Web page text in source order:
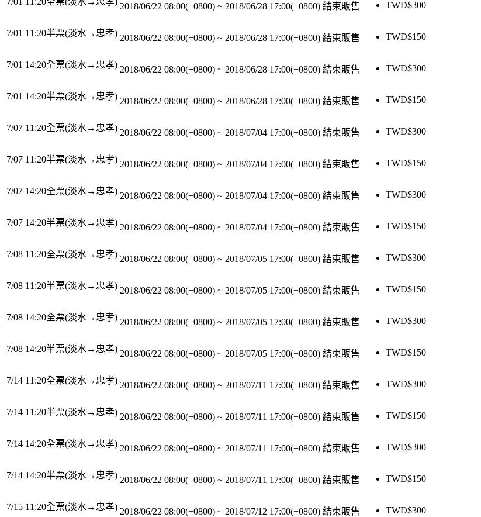
2018/06/22 08:00(+0800) ~ 2018/06/28 17:00(+0800) 結束販售 TWD$300
7/01 11:20半票(淡水→忠孝) 2018/06/22 08:00(+0800) ~ 2018/06/28 17:00(+0800) 結束販售 TWD$150
7/01 14:20全票(淡水→忠孝) 2018/06/22 08:00(+0800) ~ 2018/06/28 17:00(+0800) 結束販售 TWD$300
7/01 14:20半票(淡水→忠孝) 2018/06/22 08:00(+0800) ~ 2018/06/28 17:00(+0800) 結束販售 TWD$150
7/07 11:20全票(淡水→忠孝) 2018/06/22 08:00(+0800) ~ 2018/07/04 17:00(+0800) 結束販售 TWD$300
7/07 11:20半票(淡水→忠孝) 2018/06/22 08:00(+0800) ~ 2018/07/04 17:00(+0800) 結束販售 TWD$150
7/07 14:20全票(淡水→忠孝) 2018/06/22 08:00(+0800) ~ 2018/07/04 17:00(+0800) 結束販售 TWD$300
7/07 14:20半票(淡水→忠孝) 2018/06/22 08:00(+0800) ~ 2018/07/04 17:00(+0800) 結束販售 TWD$150
7/08 11:20全票(淡水→忠孝) 2018/06/22 08:00(+0800) ~ 2018/07/05 17:00(+0800) 結束販售 TWD$300
7/08 11:20半票(淡水→忠孝) 2018/06/22 08:00(+0800) ~ 2018/07/05 17:00(+0800) 結束販售 TWD$150
7/08 14:20全票(淡水→忠孝) 2018/06/22 08:00(+0800) ~ 2018/07/05 17:00(+0800) 結束販售 TWD$300
7/08 14:20半票(淡水→忠孝) 2018/06/22 08:00(+0800) ~ 2018/07/05 17:00(+0800) 結束販售 TWD$150
7/14 11:20全票(淡水→忠孝) 2018/06/22 08:00(+0800) ~ 2018/07/11 17:00(+0800) 結束販售 TWD$300
7/14 11:20半票(淡水→忠孝) 2018/06/22 08:00(+0800) ~ 2018/07/11 17:00(+0800) 結束販售 TWD$150
7/14 14:20全票(淡水→忠孝) 2018/06/22 08:00(+0800) ~ 2018/07/11 17:00(+0800) 結束販售 TWD$300
7/14 14:20半票(淡水→忠孝) 2018/06/22 08:00(+0800) ~ 2018/07/11 17:00(+0800) 結束販售 TWD$150
7/15 11:20全票(淡水→忠孝) 2018/06/22 08:00(+0800) ~ 2018/07/12 17:00(+0800) 結束販售 TWD$300